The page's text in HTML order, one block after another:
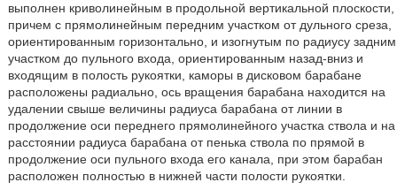
выполнен криволинейным в продольной вертикальной плоскости,
причем с прямолинейным передним участком от дульного среза,
ориентированным горизонтально, и изогнутым по радиусу задним
участком до пульного входа, ориентированным назад-вниз и
входящим в полость рукоятки, каморы в дисковом барабане
расположены радиально, ось вращения барабана находится на
удалении свыше величины радиуса барабана от линии в
продолжение оси переднего прямолинейного участка ствола и на
расстоянии радиуса барабана от пенька ствола по прямой в
продолжение оси пульного входа его канала, при этом барабан
расположен полностью в нижней части полости рукоятки.